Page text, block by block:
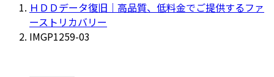
ＨＤＤデータ復旧｜高品質、低料金でご提供するファ
ーストリカバリー
IMGP1259-03